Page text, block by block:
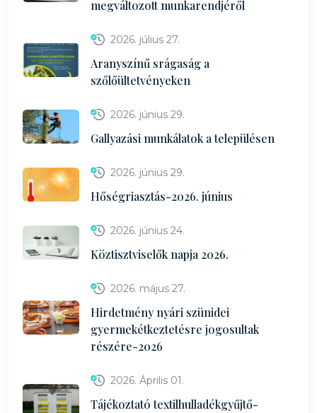
megváltozott munkarendjéről
2026. július 27.
Aranyszínű srágaság a
szőlőültetvényeken
2026. június 29.
Gallyazási munkálatok a településen
2026. június 29.
Hőségriasztás-2026. június
2026. június 24.
Köztisztviselők napja 2026.
2026. május 27.
Hirdetmény nyári szünidei
gyermekétkeztetésre jogosultak
részére-2026
2026. Április 01.
Tájékoztató textilhulladékgyűjtő-